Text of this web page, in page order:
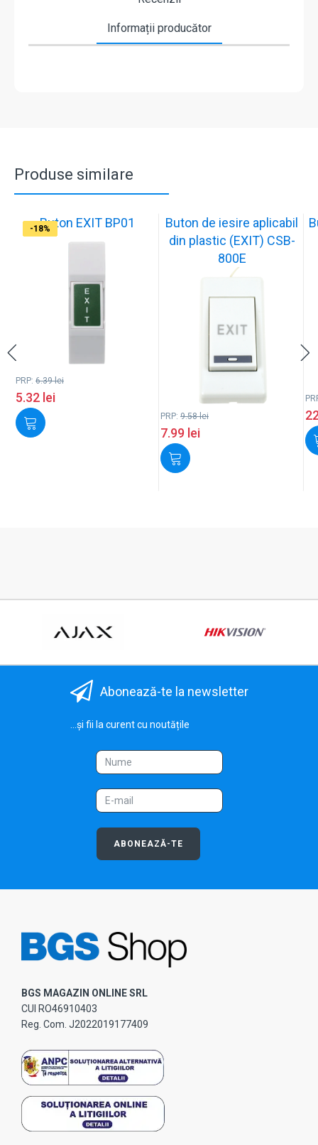
Informații producător
Produse similare
-17%Buton EXIT BP01
PRP: 6.39lei
5.32 lei
-17%
Buton de iesire aplicabil
din plastic (EXIT) CSB-
800E
PRP: 9.58lei
7.99 lei
-17%
-17%
-18%
-18%
-18%
-17%
-17%
-18%
Abonează-te la newsletter
...și fii la curent cu noutățile
ABONEAZĂ-TE
BGS MAGAZIN ONLINE SRL
CUI RO46910403
Reg. Com. J2022019177409